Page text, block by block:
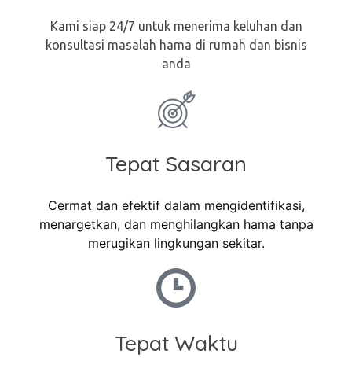
Kami siap 24/7 untuk menerima keluhan dan
konsultasi masalah hama di rumah dan bisnis
anda
Tepat Sasaran
Cermat dan efektif dalam mengidentifikasi,
menargetkan, dan menghilangkan hama tanpa
merugikan lingkungan sekitar.
Tepat Waktu